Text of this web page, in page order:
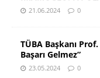
21.06.2024 0
TÜBA Başkanı
Başarı Gelmez”
23.05.2024 0